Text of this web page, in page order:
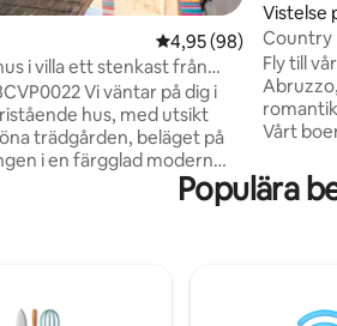
4,95 av 5 i
4,95 (98)
i villa ett stenkast från
Vi väntar på dig i
hus, med utsikt
trädgården, beläget på
i en färgglad modern
område ett stenkast
strandpromenaden och 15
är det den perfekta
Vistelse
Country
Fly till
Vårt
gården
Populära